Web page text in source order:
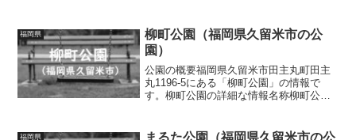
設・遊具滑り台、ブランコ、砂場、ベン
チトイレの有無...
福岡県
柳町公園（福岡県久留米市の公
園）
公園の概要福岡県久留米市田主丸町田主
丸1196-5にある「柳町公園」の情報で
す。柳町公園の詳細な情報名称柳町公園
遊具情報なしトイレの有無なし車椅子対
福岡県
まるた公園（福岡県久留米市の公